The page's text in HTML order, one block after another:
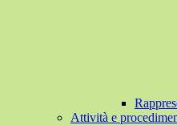
Attività e